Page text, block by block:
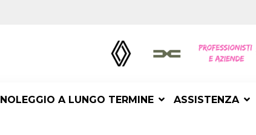
NOLEGGIO A LUNGO TERMINE ASSISTENZA